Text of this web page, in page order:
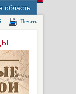
область
Печать